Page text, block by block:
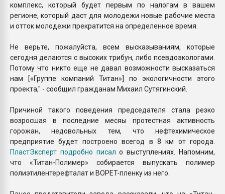
комплекс, который будет первым по налогам в вашем
регионе, который даст для молодежи новые рабочие места
и отток молодежи прекратится на определенное время.
Не верьте, пожалуйста, всем высказываниям, которые
сегодня делаются с высоких трибун, либо псевдоэкологами.
Потому что никто еще не давал возможности высказаться
нам [«Группе компаний Титан»] по экологичности этого
проекта," - сообщил гражданам Михаил Сутягинский.
Причиной такого поведения председателя стала резко
возросшая в последние месяы протестная активность
горожан, недовольных тем, что нефтехимическое
предприятие будет построено всегод в 8 км от города.
ПластЭксперт подробно писал о выступлениях. Напомним,
что «Титан-Полимер» собирается выпускать полимер
полиэтилентерефталат и BOPET-пленку из него.